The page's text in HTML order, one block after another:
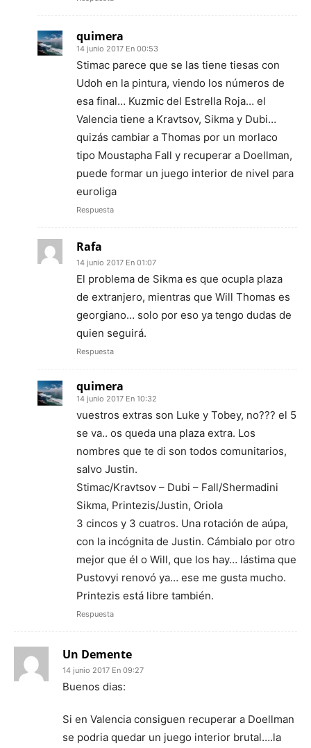
quimera
14 junio 2017 En 00:53
Stimac parece que se las tiene tiesas con
Udoh en la pintura, viendo los números de
esa final… Kuzmic del Estrella Roja… el
Valencia tiene a Kravtsov, Sikma y Dubi…
quizás cambiar a Thomas por un morlaco
tipo Moustapha Fall y recuperar a Doellman,
puede formar un juego interior de nivel para
euroliga
Respuesta
Rafa
14 junio 2017 En 01:07
El problema de Sikma es que ocupla plaza
de extranjero, mientras que Will Thomas es
georgiano… solo por eso ya tengo dudas de
quien seguirá.
Respuesta
quimera
14 junio 2017 En 10:32
vuestros extras son Luke y Tobey, no??? el 5
se va.. os queda una plaza extra. Los
nombres que te di son todos comunitarios,
salvo Justin.
Stimac/Kravtsov – Dubi – Fall/Shermadini
Sikma, Printezis/Justin, Oriola
3 cincos y 3 cuatros. Una rotación de aúpa,
con la incógnita de Justin. Cámbialo por otro
mejor que él o Will, que los hay… lástima que
Pustovyi renovó ya… ese me gusta mucho.
Printezis está libre también.
Respuesta
Un Demente
14 junio 2017 En 09:27
Buenos dias:
Si en Valencia consiguen recuperar a Doellman
se podria quedar un juego interior brutal….la